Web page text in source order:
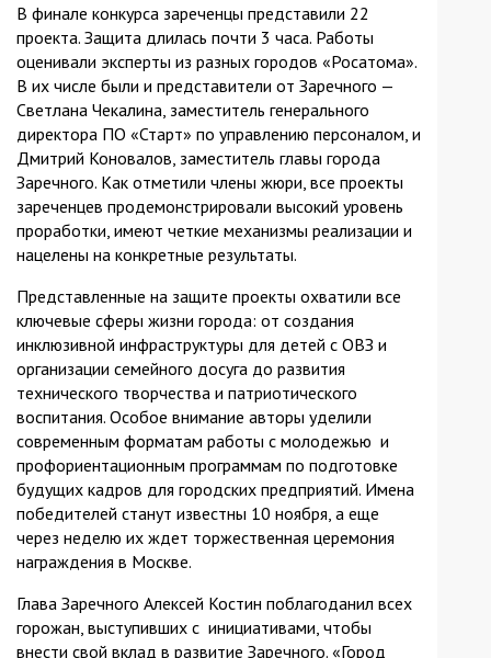
В финале конкурса зареченцы представили 22
проекта. Защита длилась почти 3 часа. Работы
оценивали эксперты из разных городов «Росатома».
В их числе были и представители от Заречного —
Светлана Чекалина, заместитель генерального
директора ПО «Старт» по управлению персоналом, и
Дмитрий Коновалов, заместитель главы города
Заречного. Как отметили члены жюри, все проекты
зареченцев продемонстрировали высокий уровень
проработки, имеют четкие механизмы реализации и
нацелены на конкретные результаты.
Представленные на защите проекты охватили все
ключевые сферы жизни города: от создания
инклюзивной инфраструктуры для детей с ОВЗ и
организации семейного досуга до развития
технического творчества и патриотического
воспитания. Особое внимание авторы уделили
современным форматам работы с молодежью и
профориентационным программам по подготовке
будущих кадров для городских предприятий. Имена
победителей станут известны 10 ноября, а еще
через неделю их ждет торжественная церемония
награждения в Москве.
Глава Заречного Алексей Костин поблагоданил всех
горожан, выступивших с инициативами, чтобы
внести свой вклад в развитие Заречного. «Город